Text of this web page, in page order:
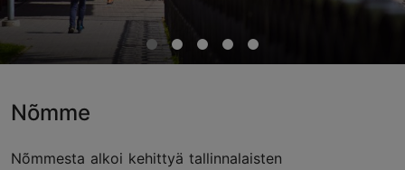
Nõmme
Nõmmesta alkoi kehittyä tallinnalaisten